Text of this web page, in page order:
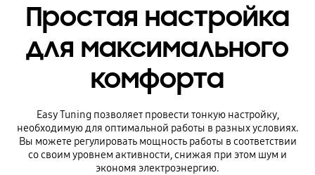
Простая настройка
для максимального
комфорта
Easy Tuning позволяет провести тонкую настройку,
необходимую для оптимальной работы в разных условиях.
Вы можете регулировать мощность работы в соответствии
со своим уровнем активности, снижая при этом шум и
экономя электроэнергию.